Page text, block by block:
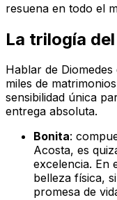
resuena en todo el
La trilogía
Hablar de
miles de
sensibilidad única
entrega absoluta.
Bonita:
Acosta, es
excelencia. En
belleza física,
promesa de